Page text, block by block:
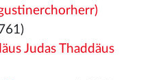
Judas Thaddäus